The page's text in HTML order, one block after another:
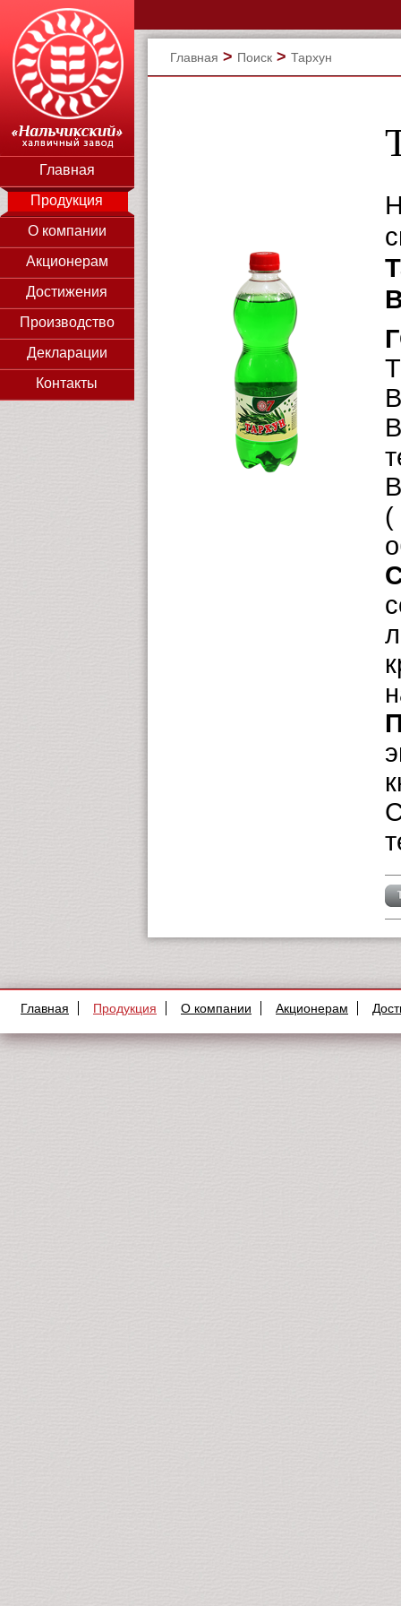
Главная
Продукция
О компании
Акционерам
Достижения
Производство
Декларации
Контакты
Главная > Поиск > Тархун
(
Главная Продукция О компании Акционерам